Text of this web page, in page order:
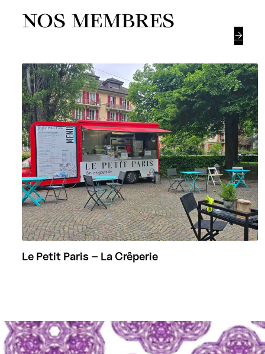
NOS MEMBRES

Le Petit Paris – La Crêperie